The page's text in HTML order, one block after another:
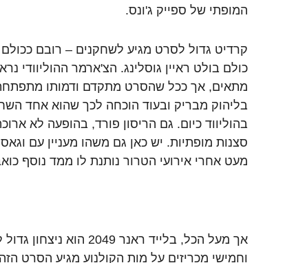
המופתי של ספייק ג'ונס.
קרדיט גדול לסרט מגיע לשחקנים – רובם
כולם בולט ראיין גוסלינג. הצ'ארמר ההוליוודי
מתאים, אך ככל שהסרט מתקדם ודמותו
בליהוק מבריק ובעוד הוכחה לכך שהוא אחד
בהוליווד כיום. גם הריסון פורד, בהופעה לא
סצנות מופתיות. יש כאן גם משהו מעניין עם
מעט אחרי אירועי הטרור נותנת לו ממד נוסף
אך מעל הכל, בלייד ראנר
וחמישי מכריזים על מות הקולנוע מגיע הסרט